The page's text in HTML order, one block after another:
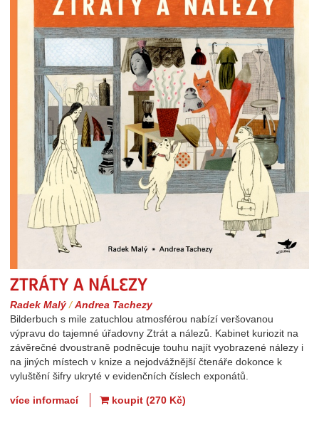
Radek Malý/Andrea Tachezy
Bilderbuch s mile zatuchlou atmosférou nabízí veršovanou
výpravu do tajemné úřadovny Ztrát a nálezů. Kabinet kuriozit na
závěrečné dvoustraně podněcuje touhu najít vyobrazené nálezy i
na jiných místech v knize a nejodvážnější čtenáře dokonce k
vyluštění šifry ukryté v evidenčních číslech exponátů.
více informací koupit (270 Kč)